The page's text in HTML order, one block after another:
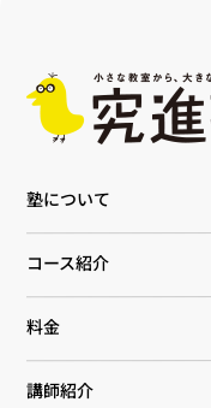
塾について
コース紹介
料金
講師紹介